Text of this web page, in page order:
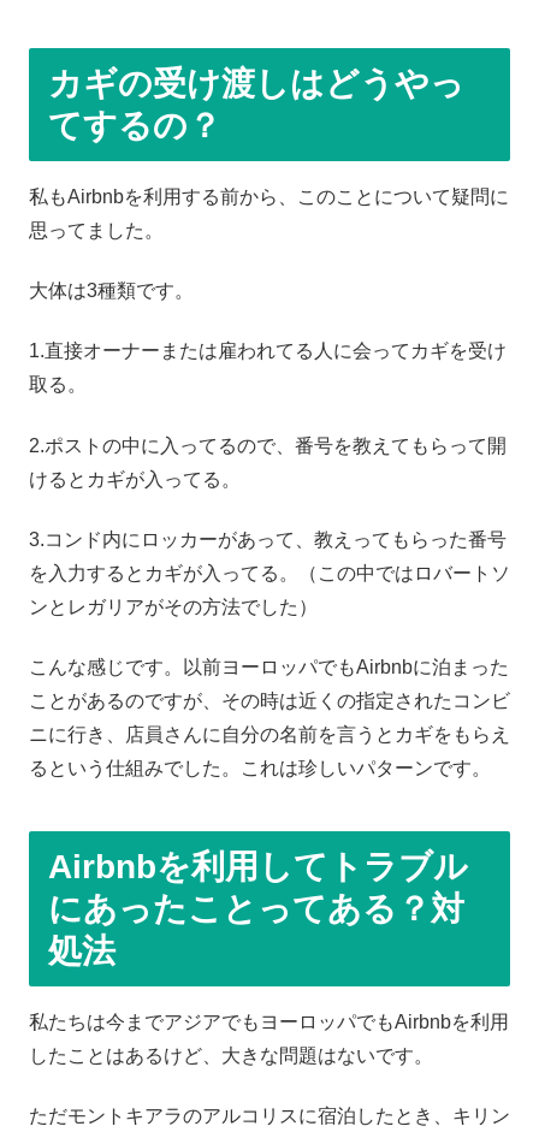
カギの受け渡しはどうやっ
てするの？
私もAirbnbを利用する前から、このことについて疑問に
思ってました。
大体は3種類です。
1.直接オーナーまたは雇われてる人に会ってカギを受け
取る。
2.ポストの中に入ってるので、番号を教えてもらって開
けるとカギが入ってる。
3.コンド内にロッカーがあって、教えってもらった番号
を入力するとカギが入ってる。（この中ではロバートソ
ンとレガリアがその方法でした）
こんな感じです。以前ヨーロッパでもAirbnbに泊まった
ことがあるのですが、その時は近くの指定されたコンビ
ニに行き、店員さんに自分の名前を言うとカギをもらえ
るという仕組みでした。これは珍しいパターンです。
Airbnbを利用してトラブル
にあったことってある？対
処法
私たちは今までアジアでもヨーロッパでもAirbnbを利用
したことはあるけど、大きな問題はないです。
ただモントキアラのアルコリスに宿泊したとき、キリン